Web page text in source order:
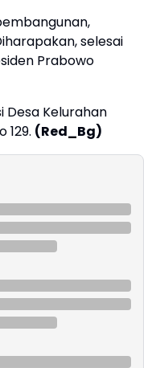
selesai
Prabowo
Desa Kelurahan
129. (Red_Bg)